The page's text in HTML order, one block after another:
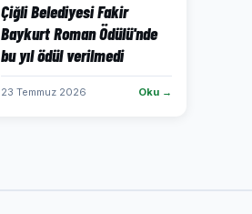
Çiğli Belediyesi Fakir
Baykurt Roman Ödülü'nde
bu yıl ödül verilmedi
23 Temmuz 2026 Oku →